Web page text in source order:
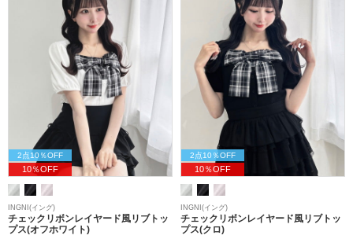
2点10％OFF
10％OFF
INGNI(イング)
チェックリボンレイヤード風リブトッ
プス(オフホワイト)
2点10％OFF
10％OFF
INGNI(イング)
チェックリボンレイヤード風リブトッ
プス(クロ)